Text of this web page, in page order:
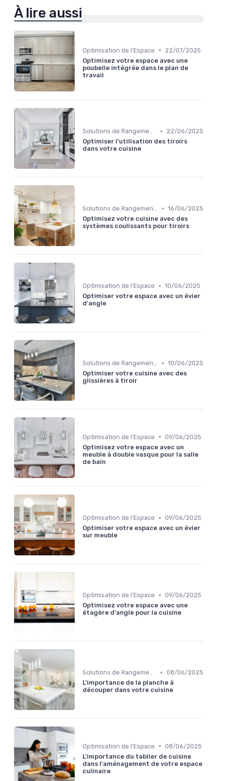
À lire aussi
Optimisation de l'Espace •
22/07/2025
Optimisez votre espace avec une
poubelle intégrée dans le plan de
travail
Solutions de Rangement Intelligentes •
22/06/2025
Optimiser l'utilisation des tiroirs
dans votre cuisine
Solutions de Rangement Intelligentes • 16/06/2025
Optimisez votre cuisine avec des
systèmes coulissants pour tiroirs
Optimisation de l'Espace • 10/06/2025
Optimiser votre espace avec un évier
d'angle
Solutions de Rangement Intelligentes • 10/06/2025
Optimiser votre cuisine avec des
glissières à tiroir
Optimisation de l'Espace • 09/06/2025
Optimisez votre espace avec un
meuble à double vasque pour la salle
de bain
Optimisation de l'Espace • 09/06/2025
Optimiser votre espace avec un évier
sur meuble
Optimisation de l'Espace • 09/06/2025
Optimisez votre espace avec une
étagère d'angle pour la cuisine
Solutions de Rangement Intelligentes • 08/06/2025
L'importance de la planche à
découper dans votre cuisine
Optimisation de l'Espace • 08/06/2025
L'importance du tablier de cuisine
dans l'aménagement de votre espace
culinaire